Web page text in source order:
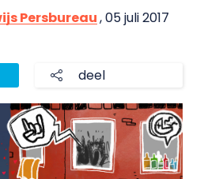
Persbureau, 05 juli 2017
deel